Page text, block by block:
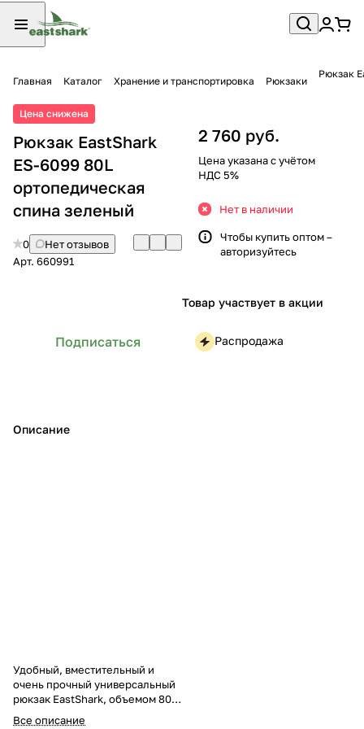
Главная Каталог Хранение и транспортировка Рюкзаки
Рюкзак
Цена снижена
Рюкзак EastShark
ES-6099 80L
ортопедическая
спина зеленый
0
Нет отзывов
Арт. 660991
Подписаться
Описание
Удобный, вместительный и
очень прочный универсальный
рюкзак EastShark, объемом 80
литров с метал. вставкой под
Все описание
2 760 руб.
Цена указана с учётом
НДС 5%
Нет в наличии
Чтобы купить оптом –
авторизуйтесь
Товар участвует в акции
Распродажа